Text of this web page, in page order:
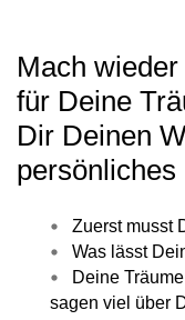
Mach
für Deine
Dir Deinen
persönliches
Zuerst musst
Was lässt
Deine
sagen viel über